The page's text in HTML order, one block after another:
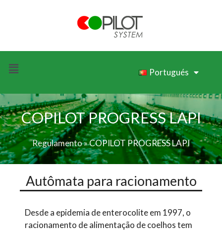
Portugués
COPILOT PROGRESS LAPI
Regulamento»COPILOT PROGRESS LAPI
Autômata para racionamento
Desde a epidemia de enterocolite em 1997, o
racionamento de alimentação de coelhos tem